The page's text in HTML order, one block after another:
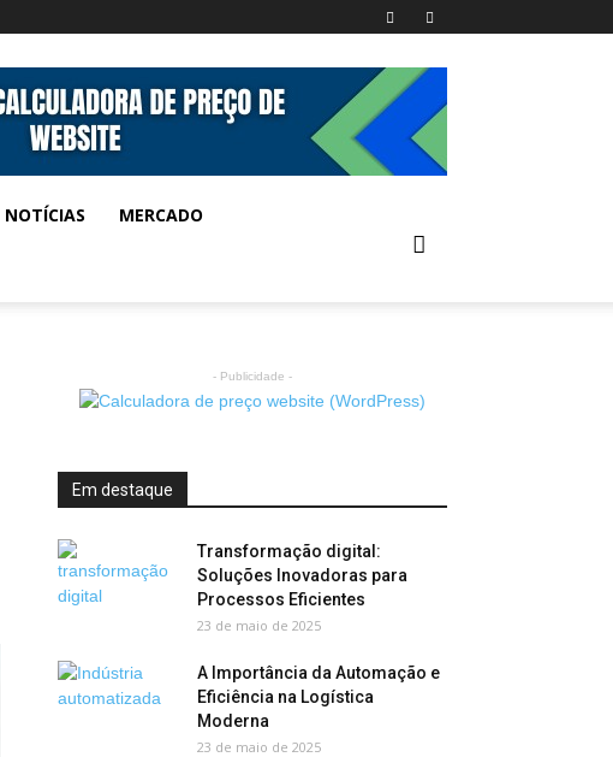
NOTÍCIAS MERCADO
- Publicidade -
Em destaque
Transformação digital:
Soluções Inovadoras para
Processos Eficientes
23 de maio de 2025
A Importância da Automação e
Eficiência na Logística
Moderna
23 de maio de 2025